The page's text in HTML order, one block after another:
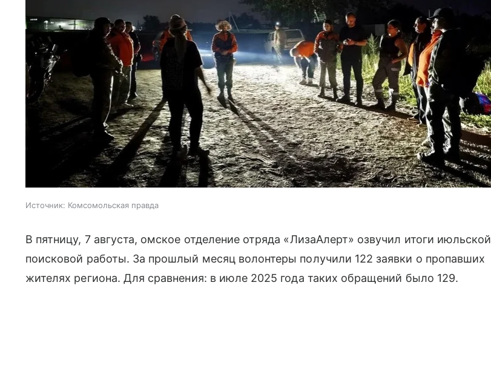
Источник: Комсомольская правда
В пятницу, 7 августа, омское отделение отряда «ЛизаАлерт» озвучил итоги июльской
поисковой работы. За прошлый месяц волонтеры получили 122 заявки о пропавших
жителях региона. Для сравнения: в июле 2025 года таких обращений было 129.